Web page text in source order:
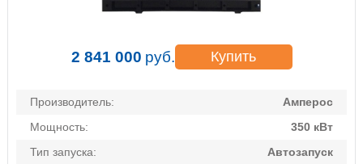
2 841 000 руб. Купить
Производитель:
Амперос
Мощность:
350 кВт
Тип запуска:
Автозапуск